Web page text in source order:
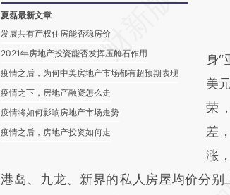
夏磊最新文章
发展共有产权住房能否稳房价
2021年房地产投资能否发挥压舱石作用
疫情之后，为何中美房地产市场都有超预期表现
疫情之下，房地产融资怎么走
疫情将如何影响房地产市场走势
疫情之后，房地产投资如何走
身“
美
荣
差
涨
港岛、九龙、新界的私人房屋均价分别